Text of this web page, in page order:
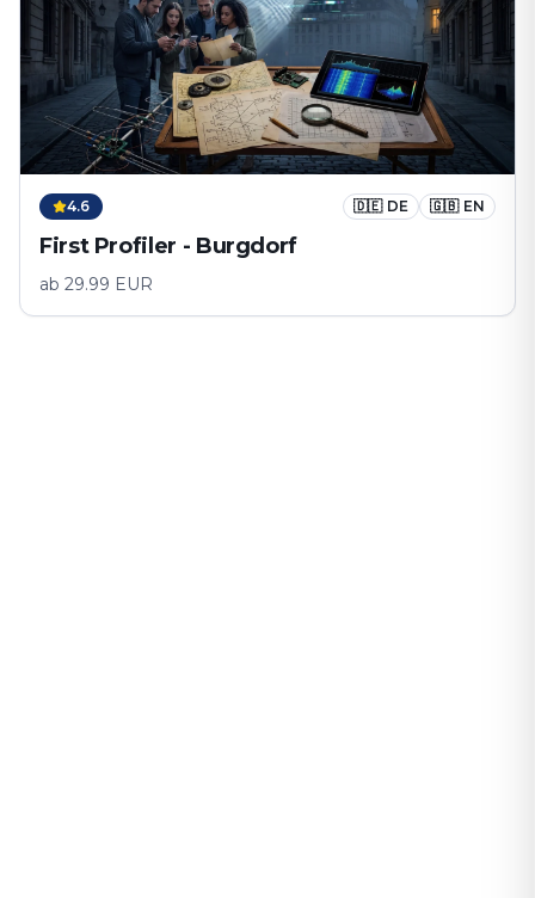
4.6 🇩🇪 DE 🇬🇧 EN
First Profiler - Burgdorf
ab 29.99 EUR